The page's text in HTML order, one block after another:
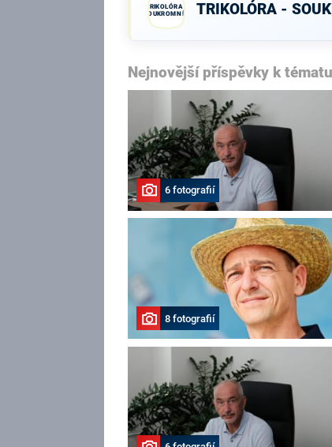
TRIKOLÓRA -
SOUKROMNÍCI
TRIKOLÓRA -
Nejnovější příspěvky k tématu
6 fotografií
8 fotografií